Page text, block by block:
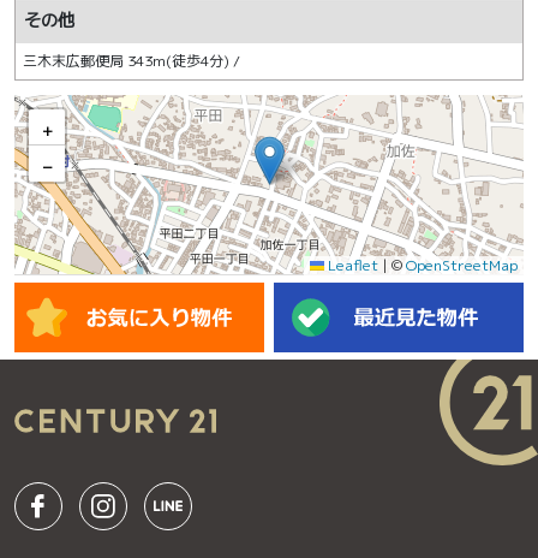
その他
三木末広郵便局 343m(徒歩4分) /
+
−
Leaflet | ©OpenStreetMap